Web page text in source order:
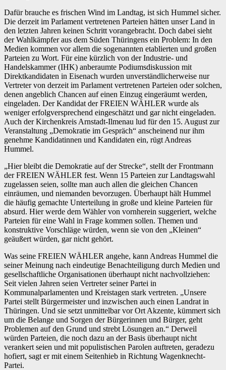
Dafür brauche es frischen Wind im Landtag, ist sich Hummel sicher.
Die derzeit im Parlament vertretenen Parteien hätten unser Land in
den letzten Jahren keinen Schritt vorangebracht. Doch dabei sieht
der Wahlkämpfer aus dem Süden Thüringens ein Problem: In den
Medien kommen vor allem die sogenannten etablierten und großen
Parteien zu Wort. Für eine kürzlich von der Industrie- und
Handelskammer (IHK) anberaumte Podiumsdiskussion mit
Direktkandidaten in Eisenach wurden unverständlicherweise nur
Vertreter von derzeit im Parlament vertretenen Parteien oder solchen,
denen angeblich Chancen auf einen Einzug eingeräumt werden,
eingeladen. Der Kandidat der FREIEN WÄHLER wurde als
weniger erfolgversprechend eingeschätzt und gar nicht eingeladen.
Auch der Kirchenkreis Arnstadt-Ilmenau lud für den 15. August zur
Veranstaltung „Demokratie im Gespräch“ anscheinend nur ihm
genehme Kandidatinnen und Kandidaten ein, rügt Andreas
Hummel.
„Hier bleibt die Demokratie auf der Strecke“, stellt der Frontmann
der FREIEN WÄHLER fest. Wenn 15 Parteien zur Landtagswahl
zugelassen seien, sollte man auch allen die gleichen Chancen
einräumen, und niemanden bevorzugen. Überhaupt hält Hummel
die häufig gemachte Unterteilung in große und kleine Parteien für
absurd. Hier werde dem Wähler von vornherein suggeriert, welche
Parteien für eine Wahl in Frage kommen sollen. Themen und
konstruktive Vorschläge würden, wenn sie von den „Kleinen“
geäußert würden, gar nicht gehört.
Was seine FREIEN WÄHLER angehe, kann Andreas Hummel die
seiner Meinung nach eindeutige Benachteiligung durch Medien und
gesellschaftliche Organisationen überhaupt nicht nachvollziehen:
Seit vielen Jahren seien Vertreter seiner Partei in
Kommunalparlamenten und Kreistagen stark vertreten. „Unsere
Partei stellt Bürgermeister und inzwischen auch einen Landrat in
Thüringen. Und sie setzt unmittelbar vor Ort Akzente, kümmert sich
um die Belange und Sorgen der Bürgerinnen und Bürger, geht
Problemen auf den Grund und strebt Lösungen an.“ Derweil
würden Parteien, die noch dazu an der Basis überhaupt nicht
verankert seien und mit populistischen Parolen auftreten, geradezu
hofiert, sagt er mit einem Seitenhieb in Richtung Wagenknecht-
Partei.